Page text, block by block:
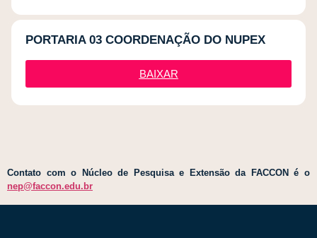
PORTARIA 03 COORDENAÇÃO DO NUPEX
BAIXAR
Contato com o Núcleo de Pesquisa e Extensão da FACCON é o
nep@faccon.edu.br